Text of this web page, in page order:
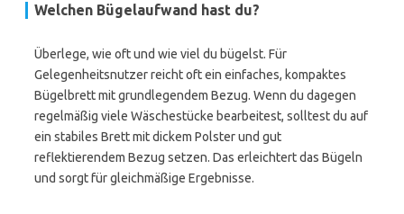
Welchen Bügelaufwand hast du?
Überlege, wie oft und wie viel du bügelst. Für
Gelegenheitsnutzer reicht oft ein einfaches, kompaktes
Bügelbrett mit grundlegendem Bezug. Wenn du dagegen
regelmäßig viele Wäschestücke bearbeitest, solltest du auf
ein stabiles Brett mit dickem Polster und gut
reflektierendem Bezug setzen. Das erleichtert das Bügeln
und sorgt für gleichmäßige Ergebnisse.